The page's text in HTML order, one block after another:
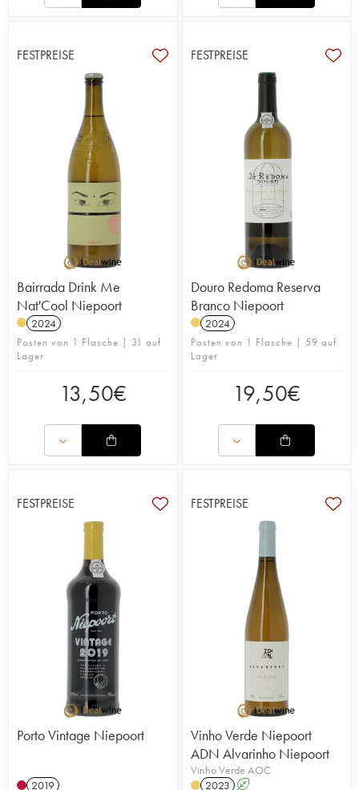
FESTPREISE
Bairrada Drink Me
Nat'Cool Niepoort
2024
Posten von 1 Flasche | 31 auf
Lager
13,50€
FESTPREISE
Douro Redoma Reserva
Branco Niepoort
2024
Posten von 1 Flasche | 59 auf
Lager
19,50€
FESTPREISE
Porto Vintage Niepoort
2019
FESTPREISE
Vinho Verde Niepoort
ADN Alvarinho Niepoort
Vinho Verde AOC
2023 A